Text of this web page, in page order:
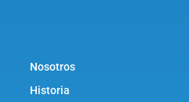
Nosotros
Historia